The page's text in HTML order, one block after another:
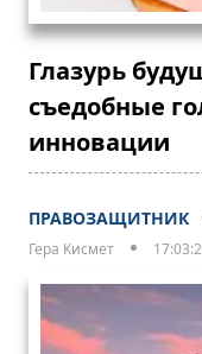
Глазурь
съедобные
инновации
ПРАВОЗАЩИТНИК
Гера Кисмет